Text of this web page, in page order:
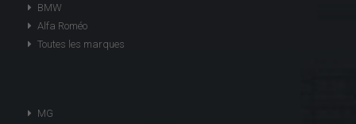
BMW
Alfa Roméo
Toutes les marques
MG